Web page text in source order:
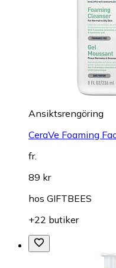
Ansiktsrengöring
CeraVe Foaming
fr.
89 kr
hos GIFTBEES
+22 butiker